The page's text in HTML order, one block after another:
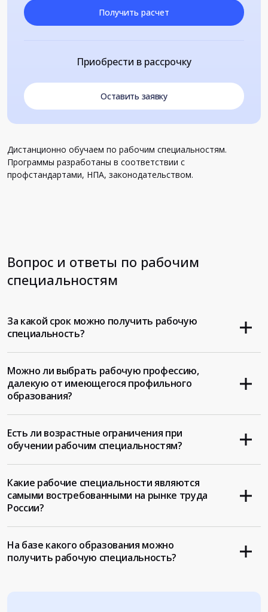
Получить расчет
Приобрести в рассрочку
Оставить заявку
Дистанционно обучаем по рабочим специальностям.
Программы разработаны в соответствии с
профстандартами, НПА, законодательством.
Вопрос и ответы по рабочим
специальностям
За какой срок можно получить рабочую
специальность?
Можно ли выбрать рабочую профессию,
далекую от имеющегося профильного
образования?
Есть ли возрастные ограничения при
обучении рабочим специальностям?
Какие рабочие специальности являются
самыми востребованными на рынке труда
России?
На базе какого образования можно
получить рабочую специальность?